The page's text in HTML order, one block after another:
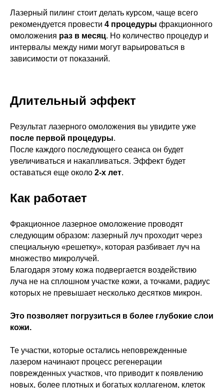
Лазерный пилинг стоит делать курсом, чаще всего
рекомендуется провести 4 процедуры фракционного
омоложения раз в месяц. Но количество процедур и
интервалы между ними могут варьироваться в
зависимости от показаний.
Длительный эффект
Результат лазерного омоложения вы увидите уже
после первой процедуры.
После каждого последующего сеанса он будет
увеличиваться и накапливаться. Эффект будет
оставаться еще около 2-х лет.
Как работает
Фракционное лазерное омоложение проводят
следующим образом: лазерный луч проходит через
специальную «решетку», которая разбивает луч на
множество микролучей.
Благодаря этому кожа подвергается воздействию
луча не на сплошном участке кожи, а точками, радиус
которых не превышает несколько десятков микрон.
Это позволяет погрузиться в более глубокие слои
кожи.
Те участки, которые остались неповрежденные
лазером начинают процесс регенерации
поврежденных участков, что приводит к появлению
новых, более плотных и богатых коллагеном, клеток